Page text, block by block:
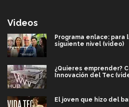
Videos
Programa enlace: para
siguiente nivel (video)
¿Quieres emprender?
Innovación del Tec
El joven que hizo del